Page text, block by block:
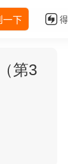
一下
第3